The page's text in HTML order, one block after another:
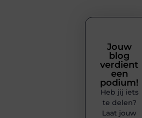
Jouw
blog
verdient
een
podium!
Heb jij iets
te delen?
Laat jouw